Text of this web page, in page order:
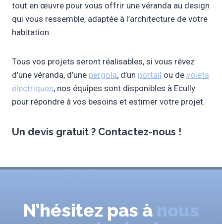
tout en œuvre pour vous offrir une véranda au design
qui vous ressemble, adaptée à l’architecture de votre
habitation.
Tous vos projets seront réalisables, si vous rêvez
d’une véranda, d’une pergola, d’un portail ou de volets
électriques, nos équipes sont disponibles à Ecully
pour répondre à vos besoins et estimer votre projet.
Un devis gratuit ? Contactez-nous !
N’hésitez pas à nous